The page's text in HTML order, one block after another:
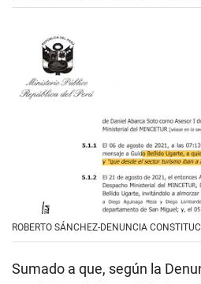
ROBERTO SÁNCHEZ-DENUNCIA
Sumado a que, según la